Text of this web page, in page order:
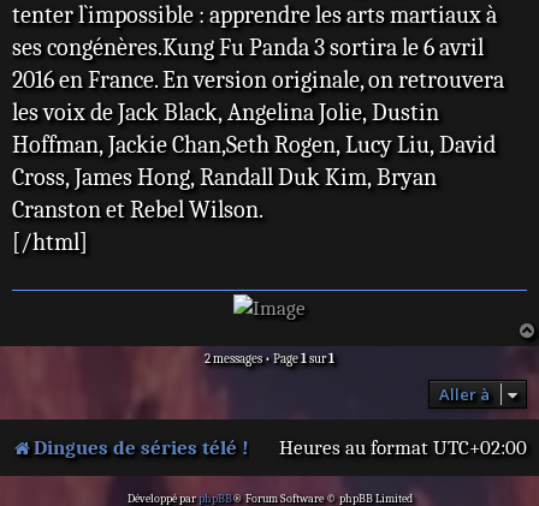
tenter l`impossible : apprendre les arts martiaux à
ses congénères.Kung Fu Panda 3 sortira le 6 avril
2016 en France. En version originale, on retrouvera
les voix de Jack Black, Angelina Jolie, Dustin
Hoffman, Jackie Chan,Seth Rogen, Lucy Liu, David
Cross, James Hong, Randall Duk Kim, Bryan
Cranston et Rebel Wilson.
[/html]
2 messages • Page1sur1
Aller à
Dingues de séries télé ! Heures au format UTC+02:00
Développé parphpBB® Forum Software © phpBB Limited